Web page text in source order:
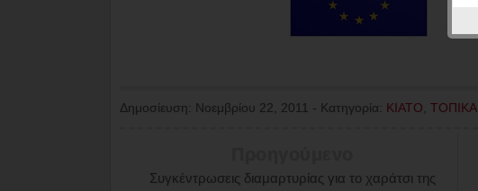
Δημοσίευση: Νοεμβρίου 22, 2011 - Κατηγορία: ΚΙΑΤΟ ΤΟΠΙΚΑ
Συγκέντρωσεις διαμαρτυρίας για το χαράτσι της